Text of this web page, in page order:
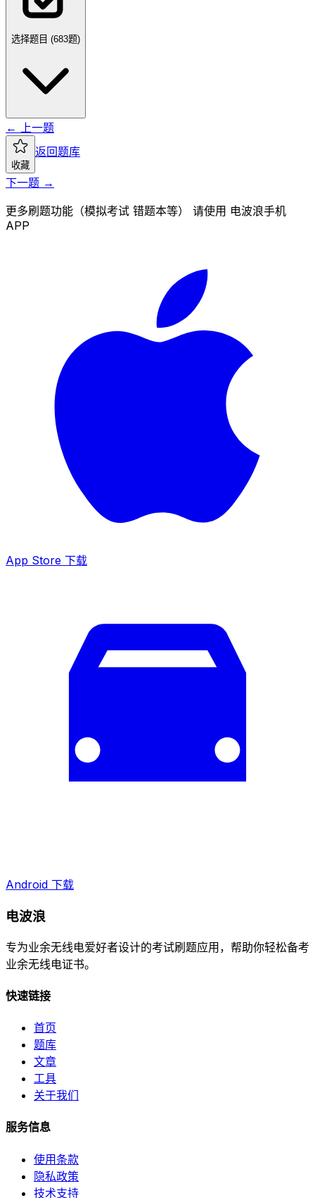
选择题目 (683题)
← 上一题
收藏
返回题库
下一题 →
更多刷题功能（模拟考试 错题本等） 请使用 电波浪手机
APP
App Store 下载
Android 下载
电波浪
专为业余无线电爱好者设计的考试刷题应用，帮助你轻松备考
业余无线电证书。
快速链接
首页
题库
文章
工具
关于我们
服务信息
使用条款
隐私政策
技术支持